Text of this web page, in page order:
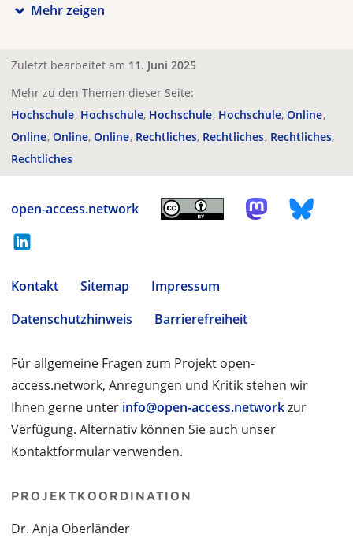
Mehr zeigen
Zuletzt bearbeitet am 11. Juni 2025
Mehr zu den Themen dieser Seite:
Hochschule Hochschule Hochschule Hochschule Online
Online Online Online Rechtliches Rechtliches Rechtliches
Rechtliches
open-access.network
Kontakt Sitemap
Impressum
Datenschutzhinweis
Barrierefreiheit
Für allgemeine Fragen zum Projekt open-
access.network, Anregungen und Kritik stehen wir
Ihnen gerne unter info@open-access.networkzur
Verfügung. Alternativ können Sie auch unser
Kontaktformular verwenden.
PROJEKTKOORDINATION
Dr. Anja Oberländer